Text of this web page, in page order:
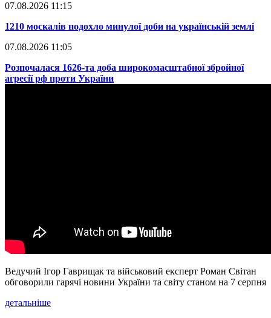
07.08.2026 11:15
​1210 москалів подохло минулої доби на українській землі
07.08.2026 11:05
​Розпочалася 1626-та доба широкомасштабної збройної
агресії рф проти України
Ведучий Ігор Гаврищак та військовий експерт Роман Світан
обговорили гарячі новини України та світу станом на 7 серпня
детальніше